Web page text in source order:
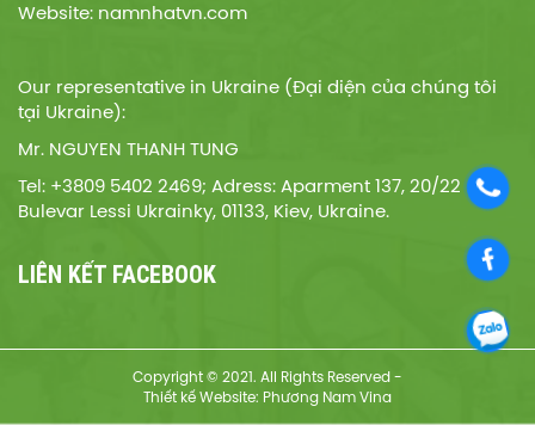
Website: namnhatvn.com
Our representative in Ukraine (Đại diện của chúng tôi
tại Ukraine):
Mr. NGUYEN THANH TUNG
Tel: +3809 5402 2469; Adress: Aparment 137, 20/22
Bulevar Lessi Ukrainky, 01133, Kiev, Ukraine.
LIÊN KẾT FACEBOOK
Copyright © 2021. All Rights Reserved -
Thiết kế Website: Phương Nam Vina